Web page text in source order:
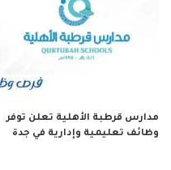
مدارس قرطبة الأهلية تعلن توفر
وظائف تعليمية وإدارية في جدة